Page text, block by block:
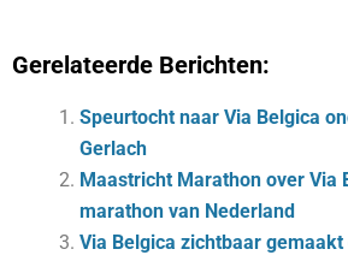
Gerelateerde Berichten:
Speurtocht naar Via Belgica
Gerlach
Maastricht Marathon over Via
marathon van Nederland
Via Belgica zichtbaar gemaakt